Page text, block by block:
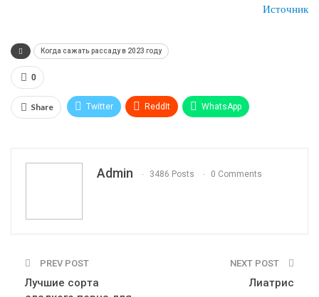
Источник
Когда сажать рассаду в 2023 году
0
Share Twitter ReddIt WhatsApp
Admin 3486 Posts 0 Comments
PREV POST
Лучшие сорта
NEXT POST
Лиатрис